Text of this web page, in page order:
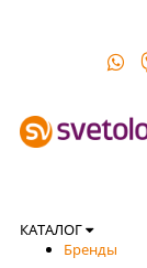
КАТАЛОГ
Бренды